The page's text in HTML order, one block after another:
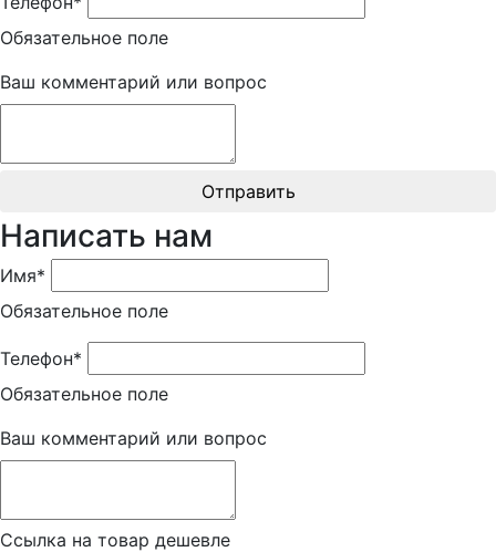
Обязательное поле
Ваш комментарий или вопрос
Отправить
Написать нам
Имя*
Обязательное поле
Телефон*
Обязательное поле
Ваш комментарий или вопрос
Ссылка на товар дешевле